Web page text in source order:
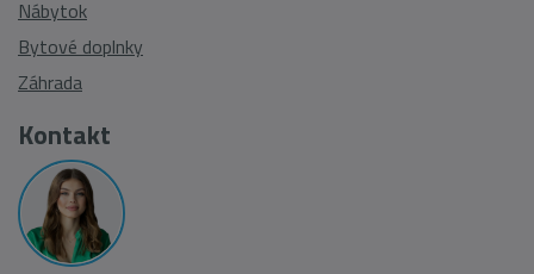
Nábytok
Bytové doplnky
Záhrada
Kontakt